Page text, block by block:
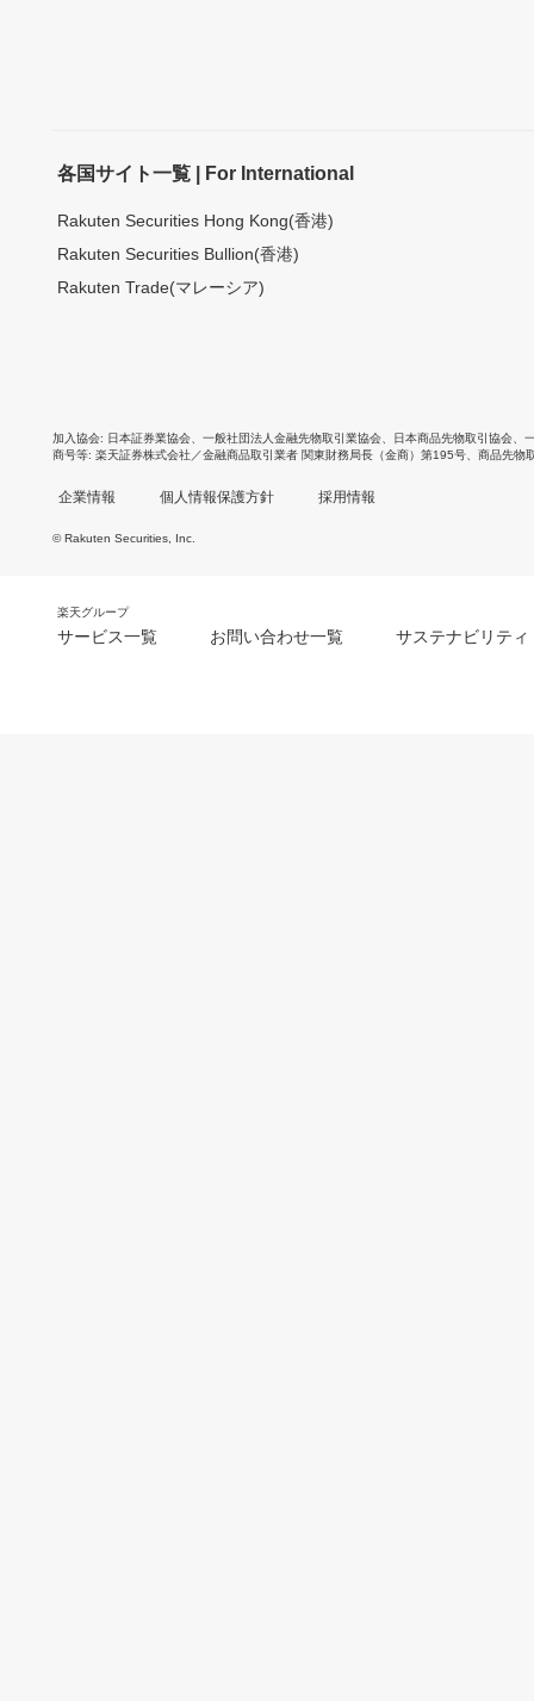
各国サイト一覧 | For International
Rakuten Securities Hong Kong(香港)
Rakuten Securities Bullion(香港)
Rakuten Trade(マレーシア)
加入協会 日本証券業協会 一般社団法人金融先物取引業協会 日本商品先物取引協会
商号等 楽天証券株式会社／金融商品取引業者 関東財務局長（金商）第195号、商品先物
企業情報 個人情報保護方針 採用情報
© Rakuten Securities, Inc.
楽天グループ
サービス一覧 お問い合わせ一覧 サステナビリティ